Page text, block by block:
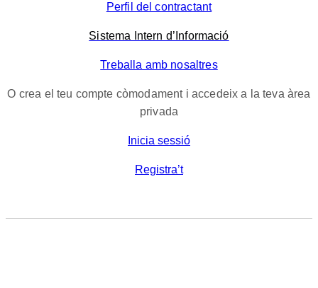
Perfil del contractant
Sistema Intern d’Informació
Treballa amb nosaltres
O crea el teu compte còmodament i accedeix a la teva àrea
privada
Inicia sessió
Registra’t